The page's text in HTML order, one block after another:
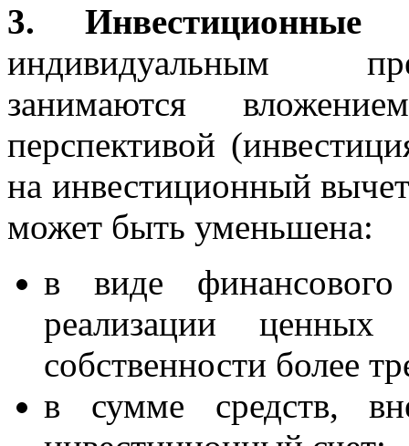
3. Инвестиционные
индивидуальным
занимаются
перспективой
на инвестиционный
может быть уменьшена:
в виде финансового
реализации
собственности более
в сумме средств,